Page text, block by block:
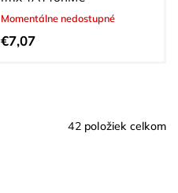
Momentálne nedostupné
€7,07
42položiek celkom